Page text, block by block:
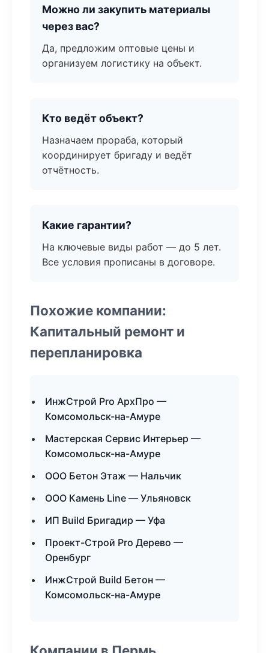
Можно ли закупить материалы
через вас?
Да, предложим оптовые цены и
организуем логистику на объект.
Кто ведёт объект?
Назначаем прораба, который
координирует бригаду и ведёт
отчётность.
Какие гарантии?
На ключевые виды работ — до 5 лет.
Все условия прописаны в договоре.
Похожие компании:
Капитальный ремонт и
перепланировка
ИнжСтрой Pro АрхПро —
Комсомольск-на-Амуре
Мастерская Сервис Интерьер —
Комсомольск-на-Амуре
ООО Бетон Этаж — Нальчик
ООО Камень Line — Ульяновск
ИП Build Бригадир — Уфа
Проект-Строй Pro Дерево —
Оренбург
ИнжСтрой Build Бетон —
Комсомольск-на-Амуре